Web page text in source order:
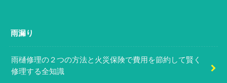
雨漏り
雨樋修理の２つの方法と火災保険で費用を節約して賢く
修理する全知識